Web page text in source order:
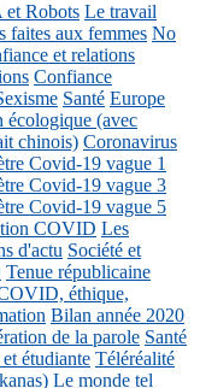
et Robots Le travail
faites aux femmes No
et relations
Confiance
Santé Europe
écologique (avec
chinois) Coronavirus
Covid-19 vague 1
Covid-19 vague 3
Covid-19 vague 5
COVID Les
d'actu Société et
Tenue républicaine
éthique,
Bilan année 2020
de la parole Santé
étudiante Téléréalité
Le monde tel